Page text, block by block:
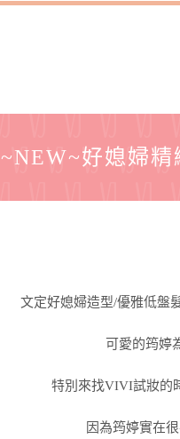
~NEW~好媳婦
文定好媳婦造型/優雅低盤
可愛的筠婷
特別來找VIVI試妝的
因為筠婷實在